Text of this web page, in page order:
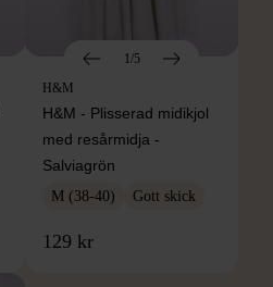
1/5
H&M
H&M - Plisserad midikjol
med resårmidja -
Salviagrön
M (38-40) Gott skick
129 kr